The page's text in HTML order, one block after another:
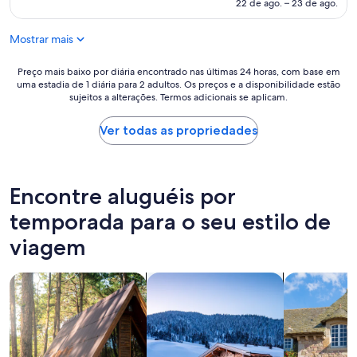
e
e
h
e
b
d
a
s
s
u
p
e
s
a
e
c
o
"
f
r
n
g
o
n
v
e
n
R$ 896
22 de ago. – 23 de ago.
Mostrar mais
Preço
mais
24
horas,
com
base
em
uma
estadia
de
1
diária
para
2
Preço mais baixo por diária encontrado nas últimas 24 horas, com base em
uma estadia de 1 diária para 2 adultos. Os preços e a disponibilidade estão
sujeitos a alterações. Termos adicionais se aplicam.
Ver todas as propriedades
Encontre aluguéis por
temporada para o seu estilo de
viagem
buscar cabanas buscar chalés buscar